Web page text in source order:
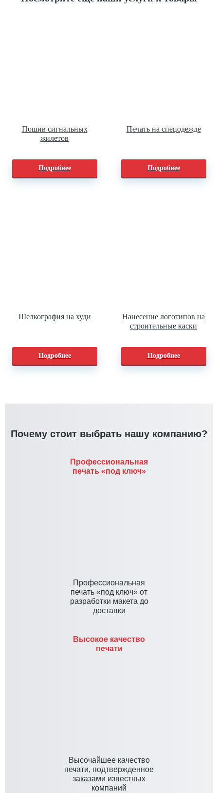
Пошив сигнальных
жилетов
Подробнее
Печать на спецодежде
Подробнее
Шелкография на худи
Подробнее
Нанесение логотипов на
строительные каски
Подробнее
Почему стоит выбрать нашу компанию?
Профессиональная
печать «под ключ»
Профессиональная
печать «под ключ» от
разработки макета до
доставки
Высокое качество
печати
Высочайшее качество
печати, подтвержденное
заказами известных
компаний